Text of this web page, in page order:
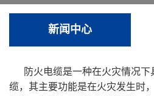
新闻中心
防火电缆是一种在火灾情况
缆，其主要功能是在火灾发生时